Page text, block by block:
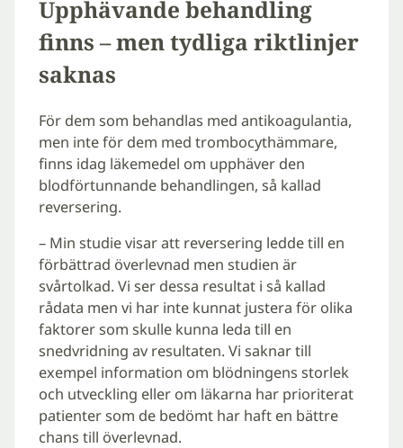
Upphävande behandling
finns – men tydliga riktlinjer
saknas
För dem som behandlas med antikoagulantia,
men inte för dem med trombocythämmare,
finns idag läkemedel om upphäver den
blodförtunnande behandlingen, så kallad
reversering.
– Min studie visar att reversering ledde till en
förbättrad överlevnad men studien är
svårtolkad. Vi ser dessa resultat i så kallad
rådata men vi har inte kunnat justera för olika
faktorer som skulle kunna leda till en
snedvridning av resultaten. Vi saknar till
exempel information om blödningens storlek
och utveckling eller om läkarna har prioriterat
patienter som de bedömt har haft en bättre
chans till överlevnad.